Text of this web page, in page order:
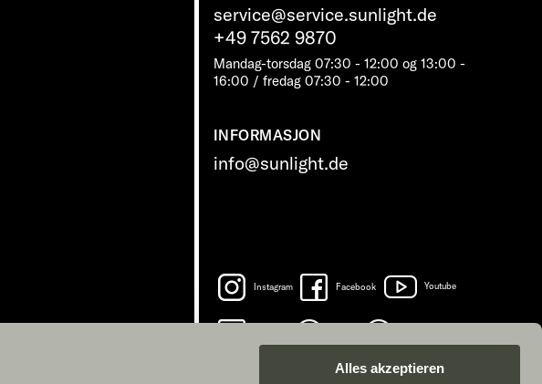
Alles akzeptieren
service@service.sunlight.de
+49 7562 9870
Mandag-torsdag 07:30 - 12:00 og 13:00 -
16:00 / fredag ​​07:30 - 12:00
INFORMASJON
info@sunlight.de
Instagram Facebook Youtube